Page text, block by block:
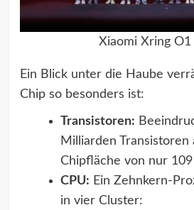
Xiaomi Xring O1
Ein Blick unter die Haube
Chip so besonders ist:
Transistoren:
Milliarden Transistoren
Chipfläche von nur 109
CPU: Ein Zehnkern-
in vier Cluster: